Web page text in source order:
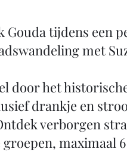
Gouda tijdens een
met
door het
drankje en
verborgen
groepen, maximaal